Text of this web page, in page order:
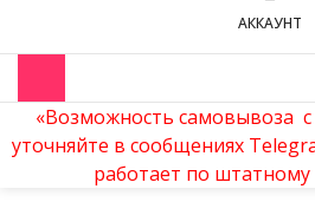
АККАУНТ
«Возможность самовывоза с
уточняйте в сообщениях
работает по